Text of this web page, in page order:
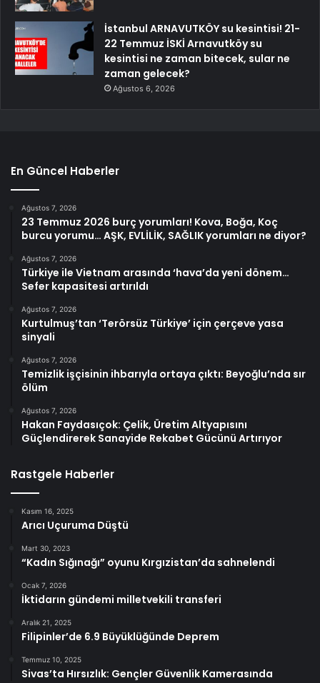
İstanbul ARNAVUTKÖY su kesintisi! 21-
22 Temmuz İSKİ Arnavutköy su
kesintisi ne zaman bitecek, sular ne
zaman gelecek?
Ağustos 6, 2026
En Güncel Haberler
Ağustos 7, 2026
23 Temmuz 2026 burç yorumları! Kova, Boğa, Koç
burcu yorumu… AŞK, EVLİLİK, SAĞLIK yorumları ne diyor?
Ağustos 7, 2026
Türkiye ile Vietnam arasında ‘hava’da yeni dönem…
Sefer kapasitesi artırıldı
Ağustos 7, 2026
Kurtulmuş’tan ‘Terörsüz Türkiye’ için çerçeve yasa
sinyali
Ağustos 7, 2026
Temizlik işçisinin ihbarıyla ortaya çıktı: Beyoğlu’nda sır
ölüm
Ağustos 7, 2026
Hakan Faydasıçok: Çelik, Üretim Altyapısını
Güçlendirerek Sanayide Rekabet Gücünü Artırıyor
Rastgele Haberler
Kasım 16, 2025
Arıcı Uçuruma Düştü
Mart 30, 2023
“Kadın Sığınağı” oyunu Kırgızistan’da sahnelendi
Ocak 7, 2026
İktidarın gündemi milletvekili transferi
Aralık 21, 2025
Filipinler’de 6.9 Büyüklüğünde Deprem
Temmuz 10, 2025
Sivas’ta Hırsızlık: Gençler Güvenlik Kamerasında